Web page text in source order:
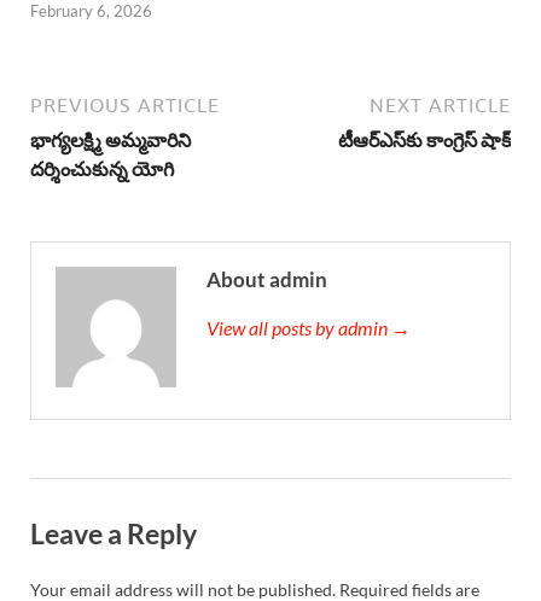
February 6, 2026
PREVIOUS ARTICLE
భాగ్యలక్ష్మి అమ్మవారిని
దర్శించుకున్న యోగి
NEXT ARTICLE
టీఆర్‌ఎస్‌కు కాంగ్రెస్‌ షాక్
About admin
View all posts by admin →
Leave a Reply
Your email address will not be published. Required fields are